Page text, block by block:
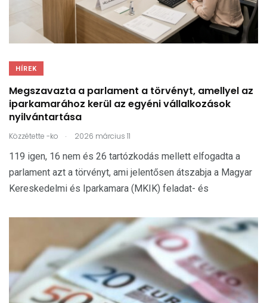
HÍREK
Megszavazta a parlament a törvényt, amellyel az
iparkamarához kerül az egyéni vállalkozások
nyilvántartása
Közzétette -ko . 2026 március 11
119 igen, 16 nem és 26 tartózkodás mellett elfogadta a
parlament azt a törvényt, ami jelentősen átszabja a Magyar
Kereskedelmi és Iparkamara (MKIK) feladat- és